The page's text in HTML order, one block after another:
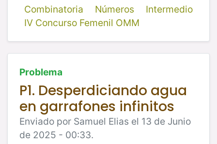
Combinatoria
Números
Intermedio
IV Concurso Femenil OMM
Problema
P1. Desperdiciando agua
en garrafones infinitos
Enviado por Samuel Elias el 13 de Junio
de 2025 - 00:33.